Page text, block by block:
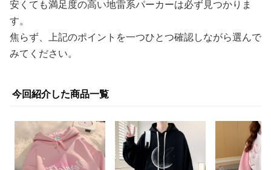
安くても満足度の高い地雷系パーカーは必ず見つかりま
す。
焦らず、上記のポイントを一つひとつ確認しながら選んで
みてください。
今回紹介した商品一覧